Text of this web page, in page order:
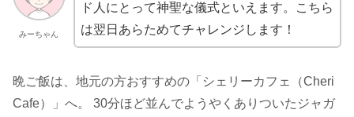
みーちゃん
ド人にとって神聖な儀式といえます。こちら
は翌日あらためてチャレンジします！
晩ご飯は、地元の方おすすめの「シェリーカフェ（Cheri
Cafe）」へ。 30分ほど並んでようやくありついたジャガ